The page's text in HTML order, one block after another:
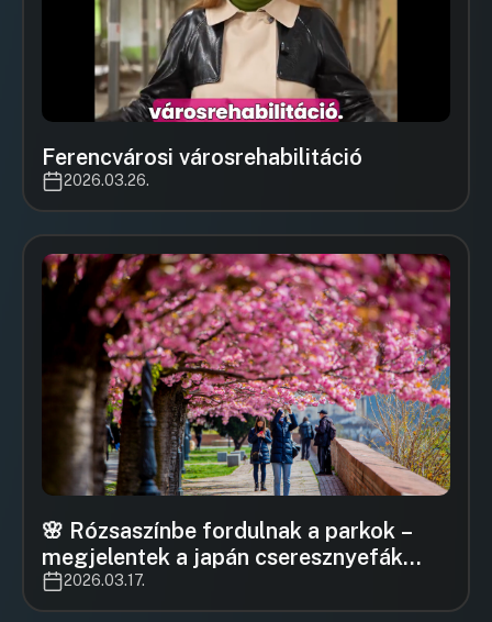
Ferencvárosi városrehabilitáció
2026.03.26.
🌸 Rózsaszínbe fordulnak a parkok –
megjelentek a japán cseresznyefák
virágai
2026.03.17.